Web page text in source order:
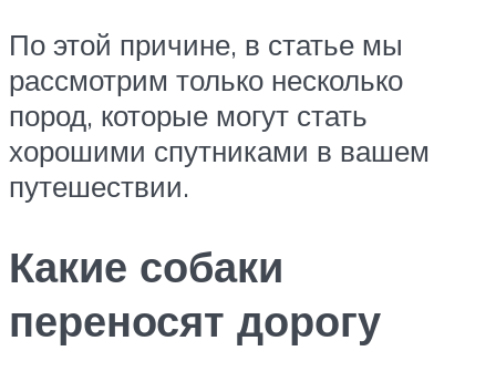
По этой причине, в статье мы
рассмотрим только несколько
пород, которые могут стать
хорошими спутниками в вашем
путешествии.
Какие собаки
переносят дорогу